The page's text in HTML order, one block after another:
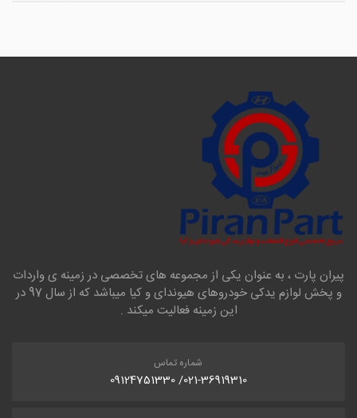
پیران پارت ، به عنوان یکی از مجموعه های تخصصی در زمینه ی واردات
و پخش لوازم یدکی خودروهای هیوندای و کیا میباشد که از سال 97 در
این زمینه فعالیت میکند .
شماره تماس
021-36919310/ 09124751330